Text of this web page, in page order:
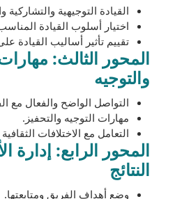
القيادة التوجيهية والتشاركية
اختيار أسلوب القيادة
تقييم تأثير أساليب القيادة
المحور الثالث:
والتوجيه
التواصل الواضح والفعال مع
مهارات التوجيه والتحفيز.
التعامل مع الاختلافات
المحور الرابع: إدارة
النتائج
وضع أهداف الفريق ومتابعتها.